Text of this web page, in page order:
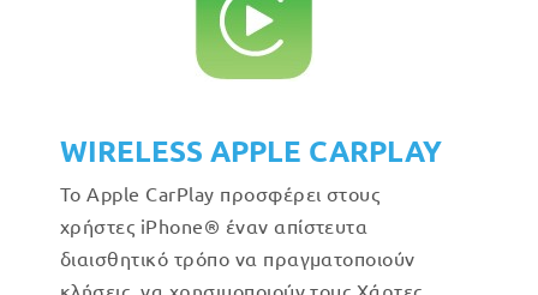
WIRELESS APPLE CARPLAY
Το Apple CarPlay προσφέρει στους
χρήστες iPhone® έναν απίστευτα
διαισθητικό τρόπο να πραγματοποιούν
κλήσεις, να χρησιμοποιούν τους Χάρτες,